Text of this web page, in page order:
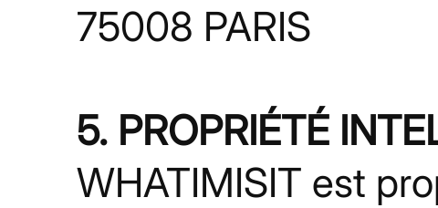
75008 PARIS
5. PROPRIÉTÉ
WHATIMISIT est